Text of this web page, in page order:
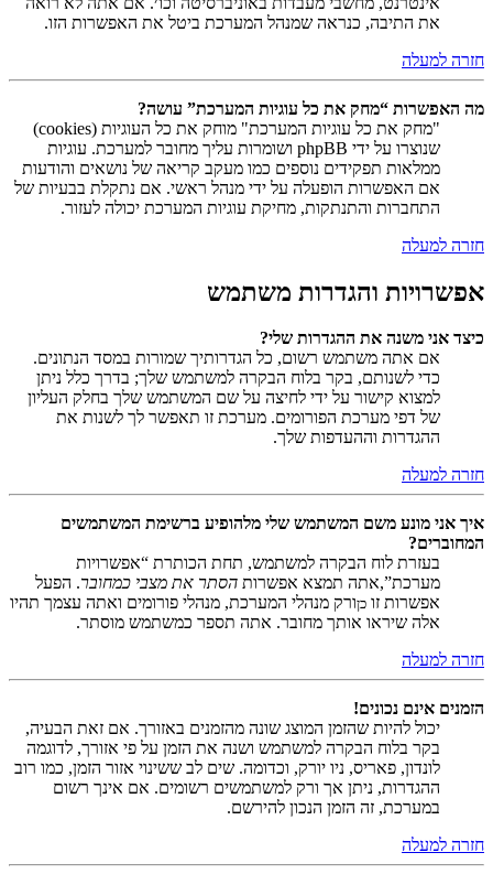
את התיבה, כנראה שמנהל המערכת ביטל את האפשרות הזו.
חזרה למעלה
מה האפשרות “מחק את כל עוגיות המערכת” עושה?
"מחק את כל עוגיות המערכת" מוחק את כל העוגיות (cookies)
שנוצרו על ידי phpBB ושומרות עליך מחובר למערכת. עוגיות
ממלאות תפקידים נוספים כמו מעקב קריאה של נושאים והודעות
אם האפשרות הופעלה על ידי מנהל ראשי. אם נתקלת בבעיות של
התחברות והתנתקות, מחיקת עוגיות המערכת יכולה לעזור.
חזרה למעלה
אפשרויות והגדרות משתמש
כיצד אני משנה את ההגדרות שלי?
אם אתה משתמש רשום, כל הגדרותיך שמורות במסד הנתונים.
כדי לשנותם, בקר בלוח הבקרה למשתמש שלך; בדרך כלל ניתן
למצוא קישור על ידי לחיצה על שם המשתמש שלך בחלק העליון
של דפי מערכת הפורומים. מערכת זו תאפשר לך לשנות את
ההגדרות וההעדפות שלך.
חזרה למעלה
איך אני מונע משם המשתמש שלי מלהופיע ברשימת המשתמשים
המחוברים?
בעזרת לוח הבקרה למשתמש, תחת הכותרת “אפשרויות
מערכת”,אתה תמצא אפשרות הסתר את מצבי כמחובר. הפעל
אפשרות זו כןורק מנהלי המערכת, מנהלי פורומים ואתה עצמך תהיו
אלה שיראו אותך מחובר. אתה תספר כמשתמש מוסתר.
חזרה למעלה
הזמנים אינם נכונים!
יכול להיות שהזמן המוצג שונה מהזמנים באזורך. אם זאת הבעיה,
בקר בלוח הבקרה למשתמש ושנה את הזמן על פי אזורך, לדוגמה
לונדון, פאריס, ניו יורק, וכדומה. שים לב ששינוי אזור הזמן, כמו רוב
ההגדרות, ניתן אך ורק למשתמשים רשומים. אם אינך רשום
במערכת, זה הזמן הנכון להירשם.
חזרה למעלה